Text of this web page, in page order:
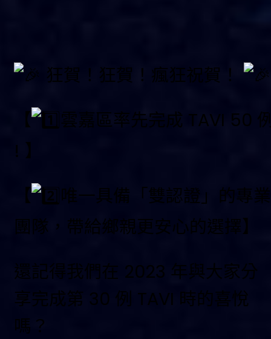
狂賀！狂賀！瘋狂祝賀！
【
雲嘉區率先完成 TAVI 50
! 】
【
唯一具備「雙認證」的專業
團隊，帶給鄉親更安心的選擇】
還記得我們在 2023 年與大家分
享完成第 30 例 TAVI 時的喜悅
嗎？